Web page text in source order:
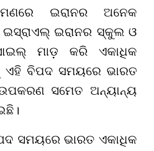
ଇରାନର ଅନେକ
ଇରାନର ସ୍କୁଲ ଓ
ମାଡ଼ କରି ଏକାଧିକ
ଏହି ବିପଦ ସମୟରେ ଭାରତ
ସମେତ ଅନ୍ୟାନ୍ୟ
ସମୟରେ ଭାରତ ଏକାଧିକ